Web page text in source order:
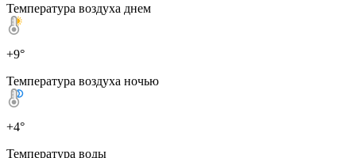
Температура воздуха днем
+9°
Температура воздуха ночью
+4°
Температура воды